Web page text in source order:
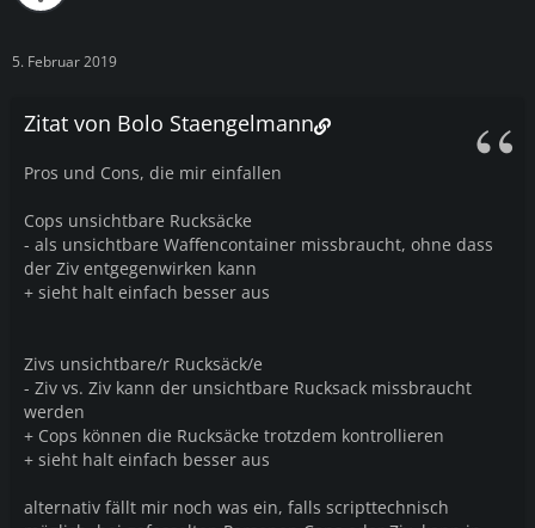
5. Februar 2019
Zitat von Bolo Staengelmann
Pros und Cons, die mir einfallen
Cops unsichtbare Rucksäcke
- als unsichtbare Waffencontainer missbraucht, ohne dass
der Ziv entgegenwirken kann
+ sieht halt einfach besser aus
Zivs unsichtbare/r Rucksäck/e
- Ziv vs. Ziv kann der unsichtbare Rucksack missbraucht
werden
+ Cops können die Rucksäcke trotzdem kontrollieren
+ sieht halt einfach besser aus
alternativ fällt mir noch was ein, falls scripttechnisch